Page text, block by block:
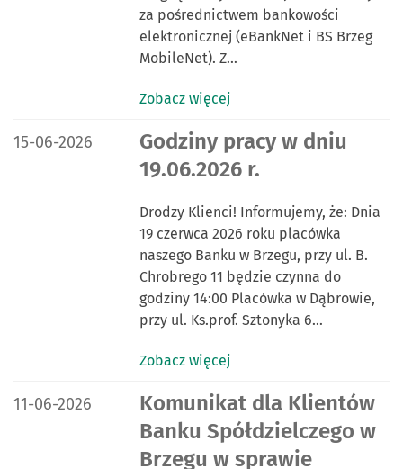
za pośrednictwem bankowości
elektronicznej (eBankNet i BS Brzeg
MobileNet). Z…
Zobacz więcej
DATA PUBLIKACJI:
15-06-2026
Godziny pracy w dniu
19.06.2026 r.
Drodzy Klienci! Informujemy, że: Dnia
19 czerwca 2026 roku placówka
naszego Banku w Brzegu, przy ul. B.
Chrobrego 11 będzie czynna do
godziny 14:00 Placówka w Dąbrowie,
przy ul. Ks.prof. Sztonyka 6…
Zobacz więcej
DATA PUBLIKACJI:
11-06-2026
Komunikat dla Klientów
Banku Spółdzielczego w
Brzegu w sprawie